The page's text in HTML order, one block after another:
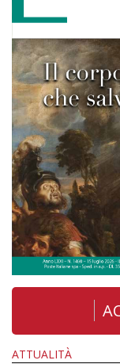
ATTUALITÀ